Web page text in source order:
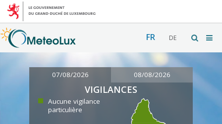
FR DE
07/08/2026 08/08/2026
VIGILANCES
Aucune vigilance
particulière